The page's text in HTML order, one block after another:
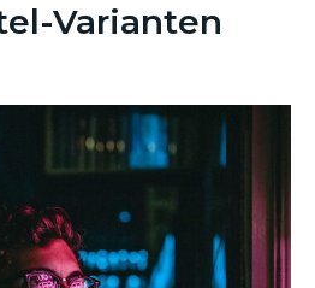
Varianten